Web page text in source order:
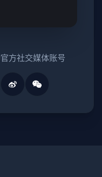
方社交媒体账号